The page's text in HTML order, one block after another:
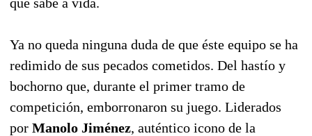
Ya no queda ninguna duda de que éste equipo se ha
redimido de sus pecados cometidos. Del hastío y
bochorno que, durante el primer tramo de
competición, emborronaron su juego. Liderados
por Manolo Jiménez, auténtico icono de la